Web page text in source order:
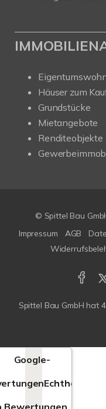
Häuser zum
Grundstücke
Mietangebote
Renditeobjekte
© Spittel Bau
Impressum
AGB
Spittel Bau GmbH hat
Google-
Echtheit
Bewertungen